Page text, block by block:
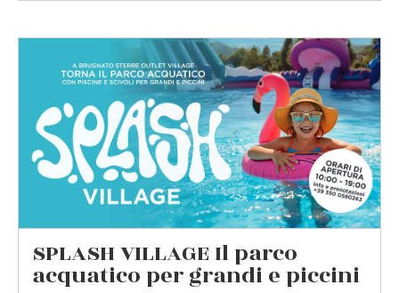
SPLASH VILLAGE Il parco
acquatico per grandi e piccini